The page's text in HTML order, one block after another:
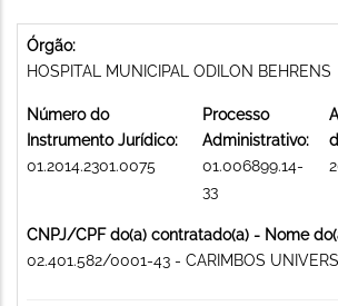
Órgão:
HOSPITAL MUNICIPAL ODILON BEHRENS
Número do
Instrumento Jurídico:
01.2014.2301.0075
Processo
Administrativo:
01.006899.14-
33
CNPJ/CPF do(a) contratado(a) - Nome
02.401.582/0001-43 - CARIMBOS